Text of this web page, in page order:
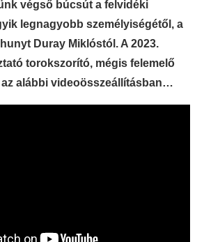
végső búcsút a felvidéki
legnagyobb személyiségétől, a
Duray Miklóstól. A 2023.
torokszorító, mégis felemelő
alábbi videoösszeállításban…